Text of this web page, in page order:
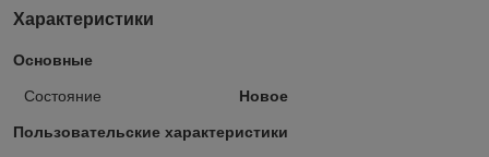
Характеристики
Основные
Состояние Новое
Пользовательские характеристики